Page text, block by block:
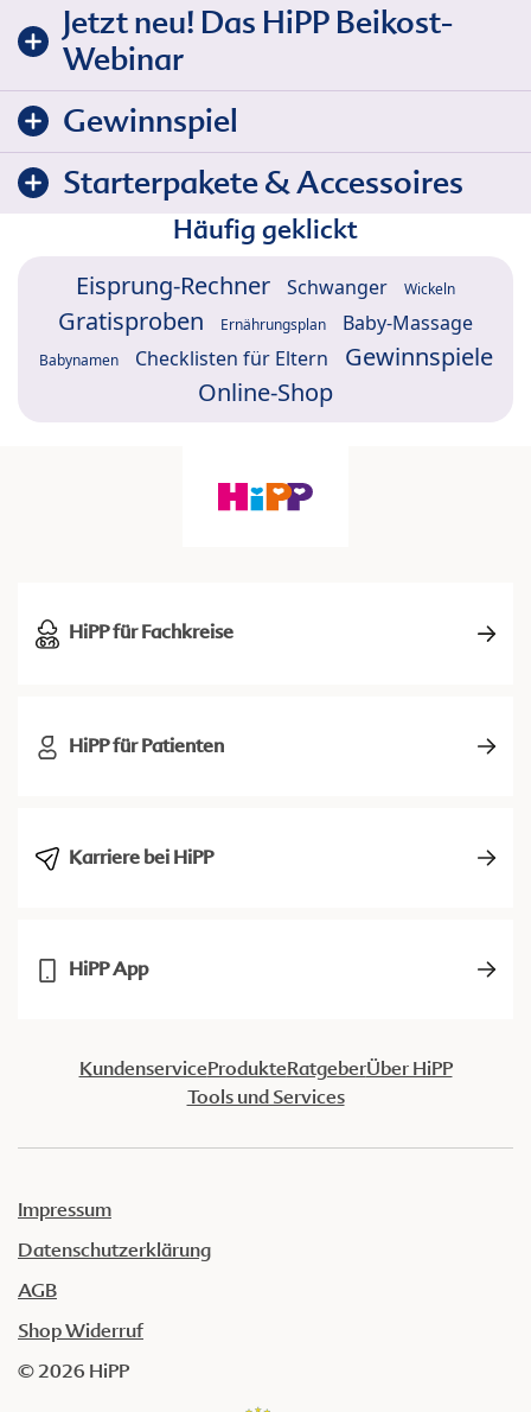
Jetzt neu! Das HiPP Beikost-
Webinar
Gewinnspiel
Starterpakete & Accessoires
Häufig geklickt
Eisprung-Rechner Schwanger Wickeln
Gratisproben Ernährungsplan Baby-Massage
Babynamen Checklisten für Eltern
Gewinnspiele
Online-Shop
HiPP für Fachkreise
HiPP für Patienten
Karriere bei HiPP
HiPP App
KundenserviceProdukteRatgeberÜber HiPP
Tools und Services
Impressum
Datenschutzerklärung
AGB
Shop Widerruf
© 2026 HiPP